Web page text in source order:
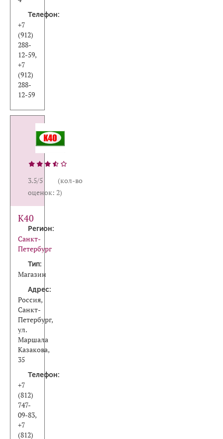
Телефон:
+7
(912)
288-
12-59,
+7
(912)
288-
12-59
3.5/5 (кол-во
оценок: 2)
К40
Регион:
Санкт-
Петербург
Тип:
Магазин
Адрес:
Россия,
Санкт-
Петербург,
ул.
Маршала
Казакова,
35
Телефон:
+7
(812)
747-
09-83,
+7
(812)